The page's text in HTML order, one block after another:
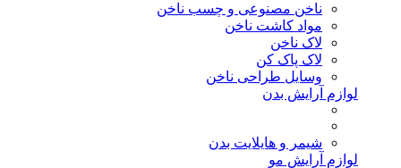
ناخن مصنوعی و چسب ناخن
مواد کاشت ناخن
لاک ناخن
لاک پاک کن
وسایل طراحی ناخن
لوازم آرایش بدن
شیمر و هایلایت بدن
لوازم آرایش مو